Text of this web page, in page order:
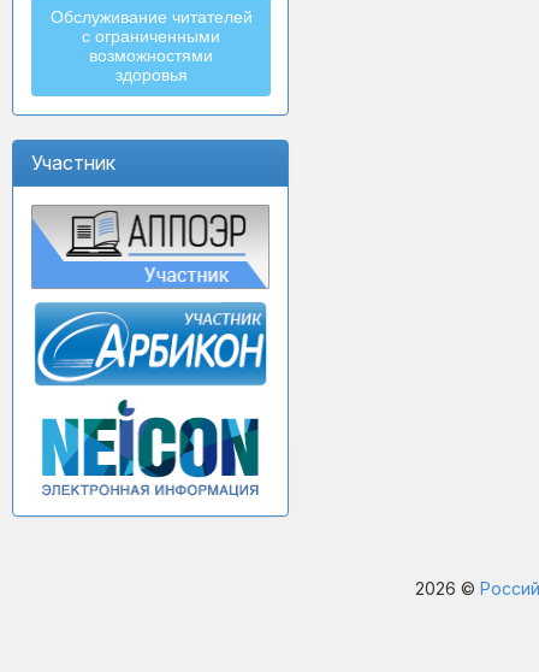
Обслуживание читателей
с ограниченными
возможностями
здоровья
Участник
2026 ©